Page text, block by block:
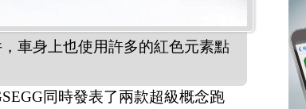
車身上也使用許多的紅色元素點
同時發表了兩款超級概念跑